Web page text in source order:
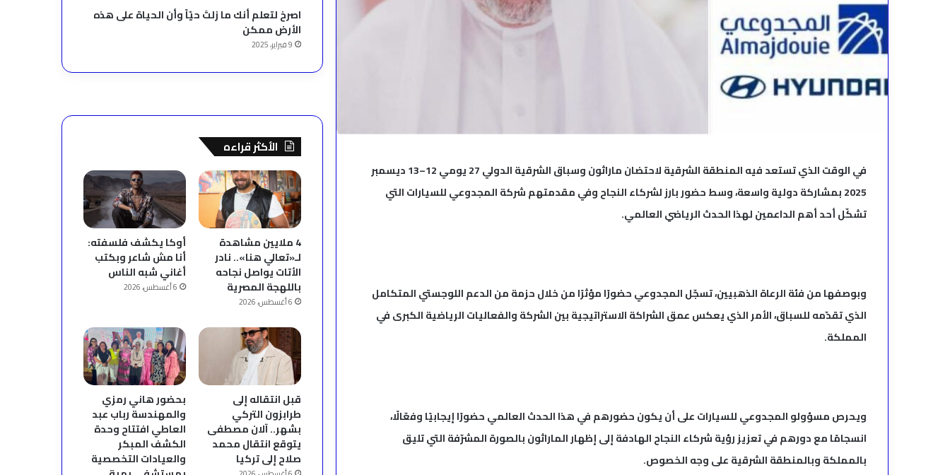
في الوقت الذي تستعد فيه المنطقة الشرقية لاحتضان ماراثون وسباق الشرقية الدولي 27 يومي 12–13 ديسمبر
2025 بمشاركة دولية واسعة، وسط حضور بارز لشركاء النجاح وفي مقدمتهم شركة المجدوعي للسيارات التي
تشكّل أحد أهم الداعمين لهذا الحدث الرياضي العالمي.
وبوصفها من فئة الرعاة الذهبيين، تسجّل المجدوعي حضورًا مؤثرًا من خلال حزمة من الدعم اللوجستي المتكامل
الذي تقدّمه للسباق، الأمر الذي يعكس عمق الشراكة الاستراتيجية بين الشركة والفعاليات الرياضية الكبرى في
المملكة.
ويحرص مسؤولو المجدوعي للسيارات على أن يكون حضورهم في هذا الحدث العالمي حضورًا إيجابيًا وفعّالًا،
انسجامًا مع دورهم في تعزيز رؤية شركاء النجاح الهادفة إلى إظهار الماراثون بالصورة المشرّفة التي تليق
بالمملكة وبالمنطقة الشرقية على وجه الخصوص.
‫اصرخ لتعلم أنك ما زلتَ حيّاً وأن الحياة على هذه
الأرض ممكن
9 فبراير، 2025
الأكثر قراءه
4 ملايين مشاهدة
لـ«تعالي هنا».. نادر
الأتات يواصل نجاحه
باللهجة المصرية
6 أغسطس، 2026
أوكا يكشف فلسفته:
أنا مش شاعر وبكتب
أغاني شبه الناس
6 أغسطس، 2026
قبل انتقاله إلى
طرابزون التركي
بشهر.. آلان مصطفى
يتوقع انتقال محمد
صلاح إلى تركيا
بحضور هاني رمزي
والمهندسة رباب عبد
العاطي افتتاح وحدة
الكشف المبكر
والعيادات التخصصية